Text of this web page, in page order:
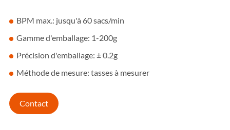
BPM max.: jusqu'à 60 sacs/min
Gamme d'emballage: 1-200g
Précision d'emballage: ± 0.2g
Méthode de mesure: tasses à mesurer
Contact